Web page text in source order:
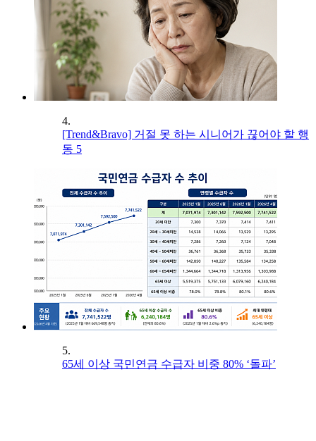
4.
[Trend&Bravo] 거절 못 하는 시니어가 끊어야 할 행
동 5
5.
65세 이상 국민연금 수급자 비중 80% ‘돌파’